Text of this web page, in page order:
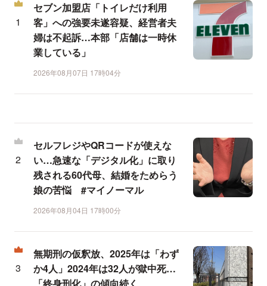
セブン加盟店「トイレだけ利用
客」への強要未遂容疑、経営者夫
婦は不起訴…本部「店舗は一時休
業している」
2026年08月07日 17時04分
セルフレジやQRコードが使えな
い…急速な「デジタル化」に取り
残される60代母、結婚をためらう
娘の苦悩 #マイノーマル
2026年08月04日 17時00分
無期刑の仮釈放、2025年は「わず
か4人」2024年は32人が獄中死…